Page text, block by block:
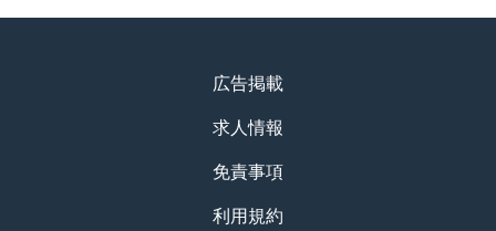
広告掲載
求人情報
免責事項
利用規約